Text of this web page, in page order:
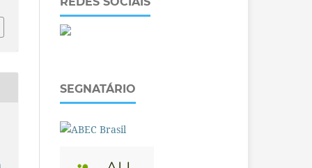
SEGNATÁRIO